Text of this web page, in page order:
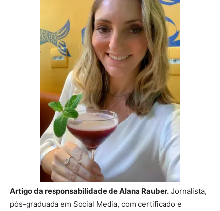
Artigo da responsabilidade de Alana Rauber. Jornalista,
pós-graduada em Social Media, com certificado e